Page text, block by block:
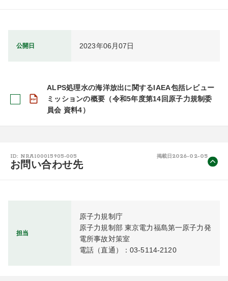
公開日 2023年06月07日
ALPS処理水の海洋放出に関するIAEA包括レビュー
ミッションの概要（令和5年度第14回原子力規制委
員会 資料4）
ID: NRA100015905-005 掲載日 2026-02-05
お問い合わせ先
担当
原子力規制庁
原子力規制部 東京電力福島第一原子力発
電所事故対策室
電話（直通）：03-5114-2120